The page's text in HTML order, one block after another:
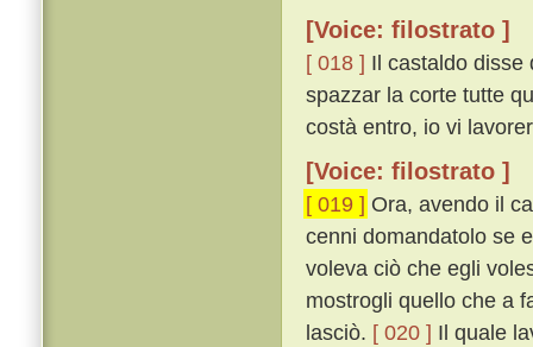
[Voice: filostrato ]
[ 018 ] Il castaldo disse
spazzar la corte tutte
costà entro, io vi
[Voice: filostrato ]
[ 019 ] Ora, avendo il
cenni domandatolo se
voleva ciò che egli
mostrogli quello che a
lasciò. [ 020 ] Il quale